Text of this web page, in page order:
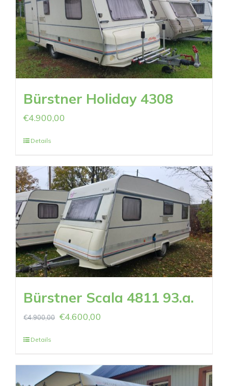
Bürstner Holiday 4308
€4.900,00
Details
Bürstner Scala 4811 93.a.
€4.900,00 €4.600,00
Details